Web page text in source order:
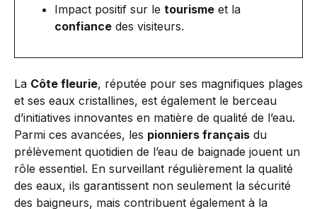
Impact positif sur le tourisme et la
confiance des visiteurs.
La Côte fleurie, réputée pour ses magnifiques plages
et ses eaux cristallines, est également le berceau
d’initiatives innovantes en matière de qualité de l’eau.
Parmi ces avancées, les pionniers français du
prélèvement quotidien de l’eau de baignade jouent un
rôle essentiel. En surveillant régulièrement la qualité
des eaux, ils garantissent non seulement la sécurité
des baigneurs, mais contribuent également à la